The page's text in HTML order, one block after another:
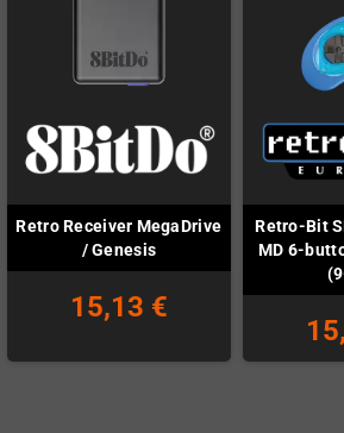
Retro Receiver MegaDrive
/ Genesis
15,13 €
Retro-Bit
MD 6-